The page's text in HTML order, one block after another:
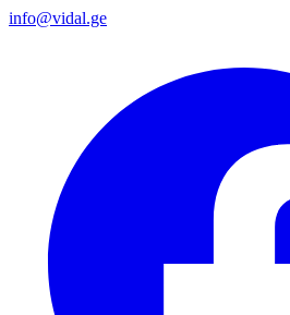
info@vidal.ge